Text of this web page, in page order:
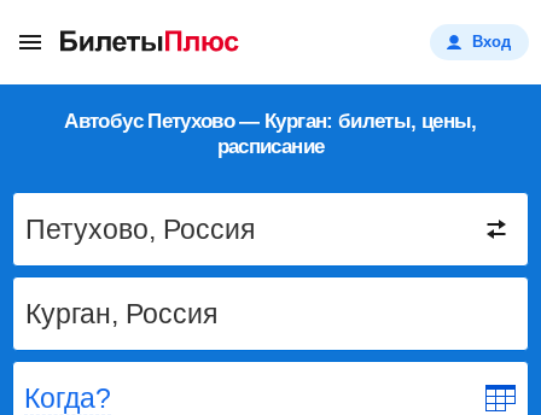
Вход
Автобус Петухово — Курган: билеты, цены,
расписание
Когда?